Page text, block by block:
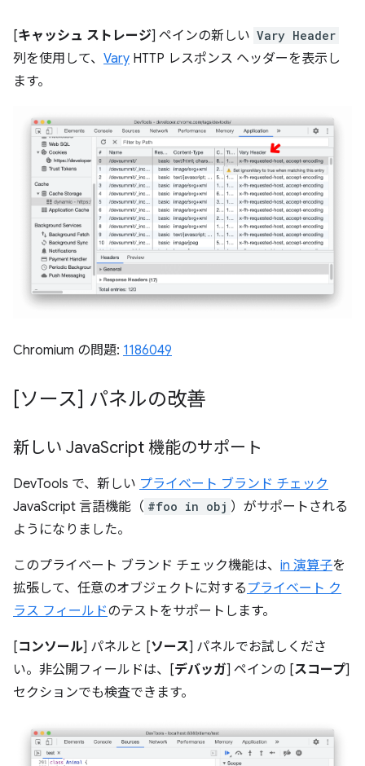
[キャッシュ ストレージ] ペインの新しい Vary Header
列を使用して、 Vary HTTP レスポンス ヘッダーを表示し
ます。
Chromium の問題: 1186049
[ソース] パネルの改善
新しい JavaScript 機能のサポート
DevTools で、新しい プライベート ブランド チェック
JavaScript 言語機能（ #foo in obj ）がサポートされる
ようになりました。
このプライベート ブランド チェック機能は、 in 演算子を
拡張して、任意のオブジェクトに対する プライベート ク
ラス フィールドのテストをサポートします。
[コンソール] パネルと [ソース] パネルでお試しくださ
い。非公開フィールドは、[デバッガ] ペインの [スコープ]
セクションでも検査できます。